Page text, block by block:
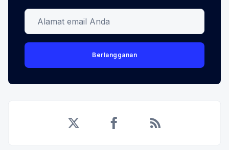
Alamat email Anda
Berlangganan